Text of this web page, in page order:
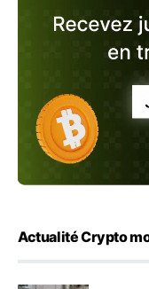
Actualité Crypto